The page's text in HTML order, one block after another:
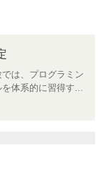
は、プログラミン
体系的に習得す...